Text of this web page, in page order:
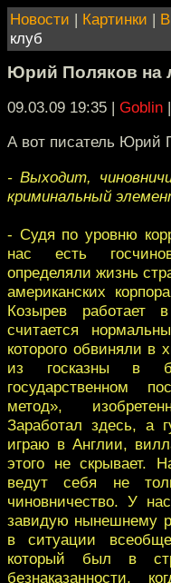
Новости | Картинки |
клуб
Юрий Поляков на
09.03.09 19:35 | Goblin |
А вот писатель Юрий
- Выходит,
криминальный
- Судя по уровню
нас есть
определяли жизнь
американских
Козырев
считается
которого обвиняли в
из госказны в
государственном
метод»,
Заработал здесь, а
играю в Англии,
этого не скрывает.
ведут себя не
чиновничество. У
завидую нынешнему
в ситуации
который был в
безнаказанности,